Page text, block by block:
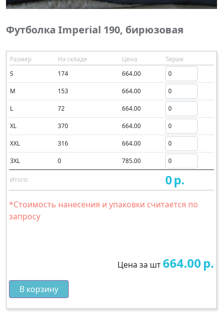
Футболка Imperial 190, бирюзовая
Размер На складе Цена
Тираж
S
174 664.00
M 153 664.00
L 72 664.00
XL 370 664.00
XXL 316 664.00
3XL 0 785.00
Итого: 0р.
*Стоимость нанесения и упаковки считается по
запросу
Цена за шт664.00р.
В корзину